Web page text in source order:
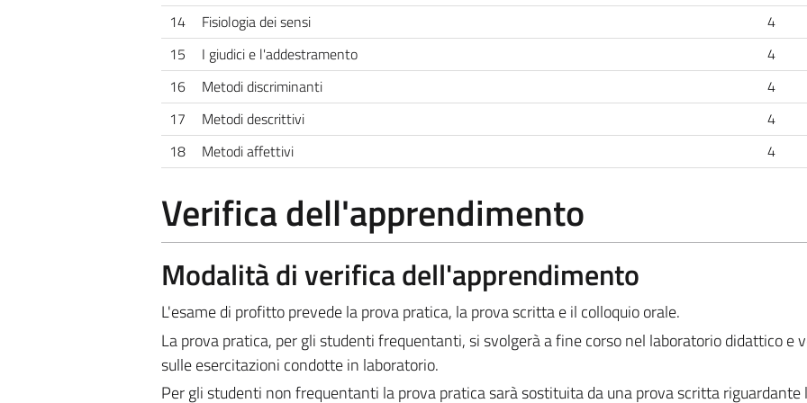
14
Fisiologia dei sensi
4
15
I giudici e l'addestramento
4
16
Metodi discriminanti
4
17
Metodi descrittivi
4
18
Metodi affettivi 4
Verifica dell'apprendimento
Modalità di verifica dell'apprendimento
L'esame di profitto prevede la prova pratica, la prova scritta e il colloquio orale.
La prova pratica, per gli studenti frequentanti, si svolgerà a fine corso nel laboratorio didattico e
sulle esercitazioni condotte in laboratorio.
Per gli studenti non frequentanti la prova pratica sarà sostituita da una prova scritta riguardante